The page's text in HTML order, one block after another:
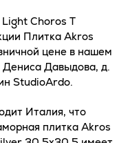
Choros T
Плитка Akros
цене в нашем
Давыдова, д.
StudioArdo.
Италия, что
плитка Akros